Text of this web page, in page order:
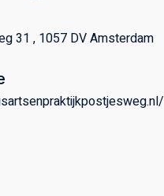
31 , 1057 DV Amsterdam